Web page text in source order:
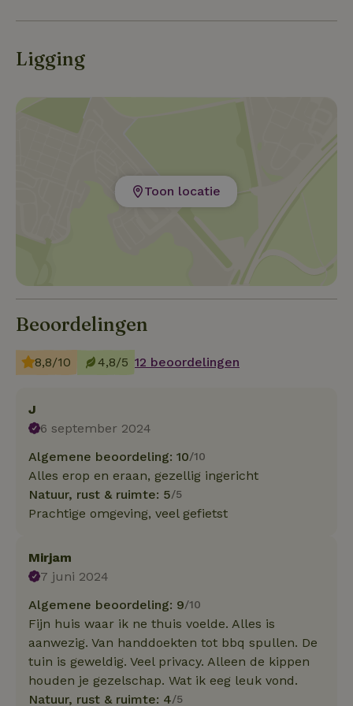
tussen Utrecht en Leerdam, bushalte Kortgerecht
Blauwbijl ligt op 400 mtr lopen.
Ligging
Toon locatie
Beoordelingen
8,8/10 4,8/5 12 beoordelingen
J
6 september 2024
Algemene beoordeling: 10/10
Alles erop en eraan, gezellig ingericht
Natuur, rust & ruimte: 5/5
Prachtige omgeving, veel gefietst
Mirjam
7 juni 2024
Algemene beoordeling: 9/10
Fijn huis waar ik ne thuis voelde. Alles is
aanwezig. Van handdoekten tot bbq spullen. De
tuin is geweldig. Veel privacy. Alleen de kippen
houden je gezelschap. Wat ik eeg leuk vond.
Natuur, rust & ruimte: 4/5